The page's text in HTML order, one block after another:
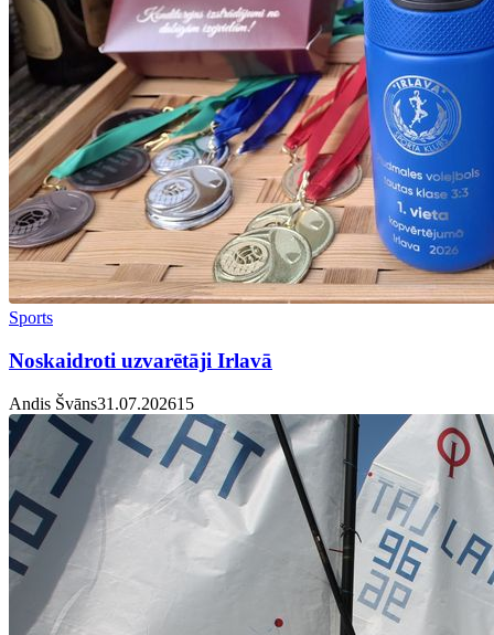
Sports
Noskaidroti uzvarētāji Irlavā
Andis Švāns31.07.20261 5